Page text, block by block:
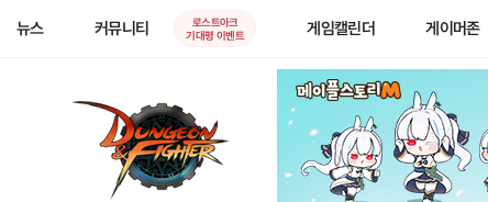
뉴스 커뮤니티
로스트아크
기대평 이벤트
게임캘린더 게이머존